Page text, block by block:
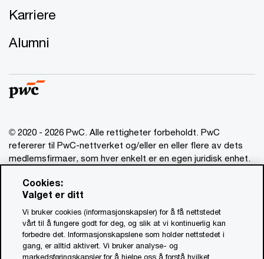
Karriere
Alumni
© 2020 - 2026 PwC. Alle rettigheter forbeholdt. PwC
refererer til PwC-nettverket og/eller en eller flere av dets
medlemsfirmaer, som hver enkelt er en egen juridisk enhet.
Ansvarsbegrensning
Om utgiver
Standardvilkår
Åpenhetsrapport
Cookies:
Valget er ditt
Vi bruker cookies (informasjonskapsler) for å få nettstedet
vårt til å fungere godt for deg, og slik at vi kontinuerlig kan
forbedre det. Informasjonskapslene som holder nettstedet i
gang, er alltid aktivert. Vi bruker analyse- og
markedsføringskapsler for å hjelpe oss å forstå hvilket